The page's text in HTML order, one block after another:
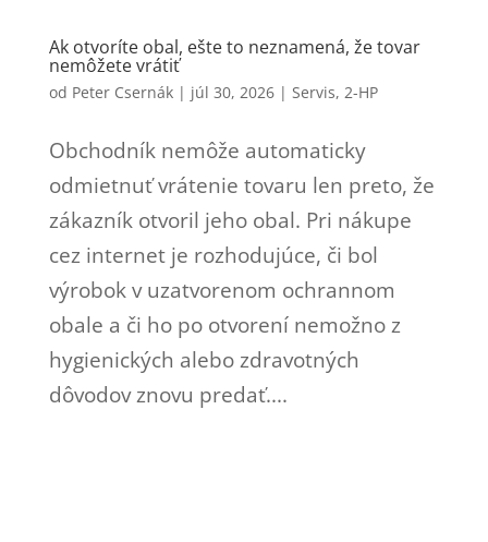
Ak otvoríte obal, ešte to neznamená, že tovar
nemôžete vrátiť
od Peter Csernák| júl 30, 2026| Servis, 2-HP
Obchodník nemôže automaticky
odmietnuť vrátenie tovaru len preto, že
zákazník otvoril jeho obal. Pri nákupe
cez internet je rozhodujúce, či bol
výrobok v uzatvorenom ochrannom
obale a či ho po otvorení nemožno z
hygienických alebo zdravotných
dôvodov znovu predať....